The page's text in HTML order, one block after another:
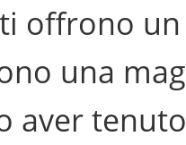
offrono
una
aver